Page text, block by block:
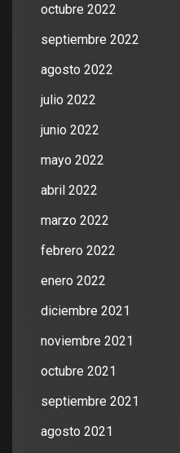
octubre 2022
septiembre 2022
agosto 2022
julio 2022
junio 2022
mayo 2022
abril 2022
marzo 2022
febrero 2022
enero 2022
diciembre 2021
noviembre 2021
octubre 2021
septiembre 2021
agosto 2021